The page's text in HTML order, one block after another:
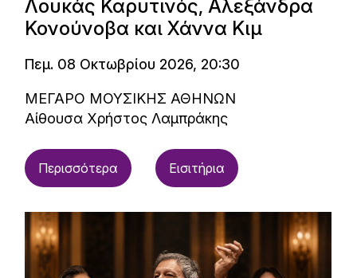
Λουκάς Καρυτινός, Αλεξάνδρα
Κονούνοβα και Χάννα Κιμ
Πεμ. 08 Οκτωβρίου 2026, 20:30
ΜΕΓΑΡΟ ΜΟΥΣΙΚΗΣ ΑΘΗΝΩΝ
Αίθουσα Χρήστος Λαμπράκης
Περισσότερα Εισιτήρια